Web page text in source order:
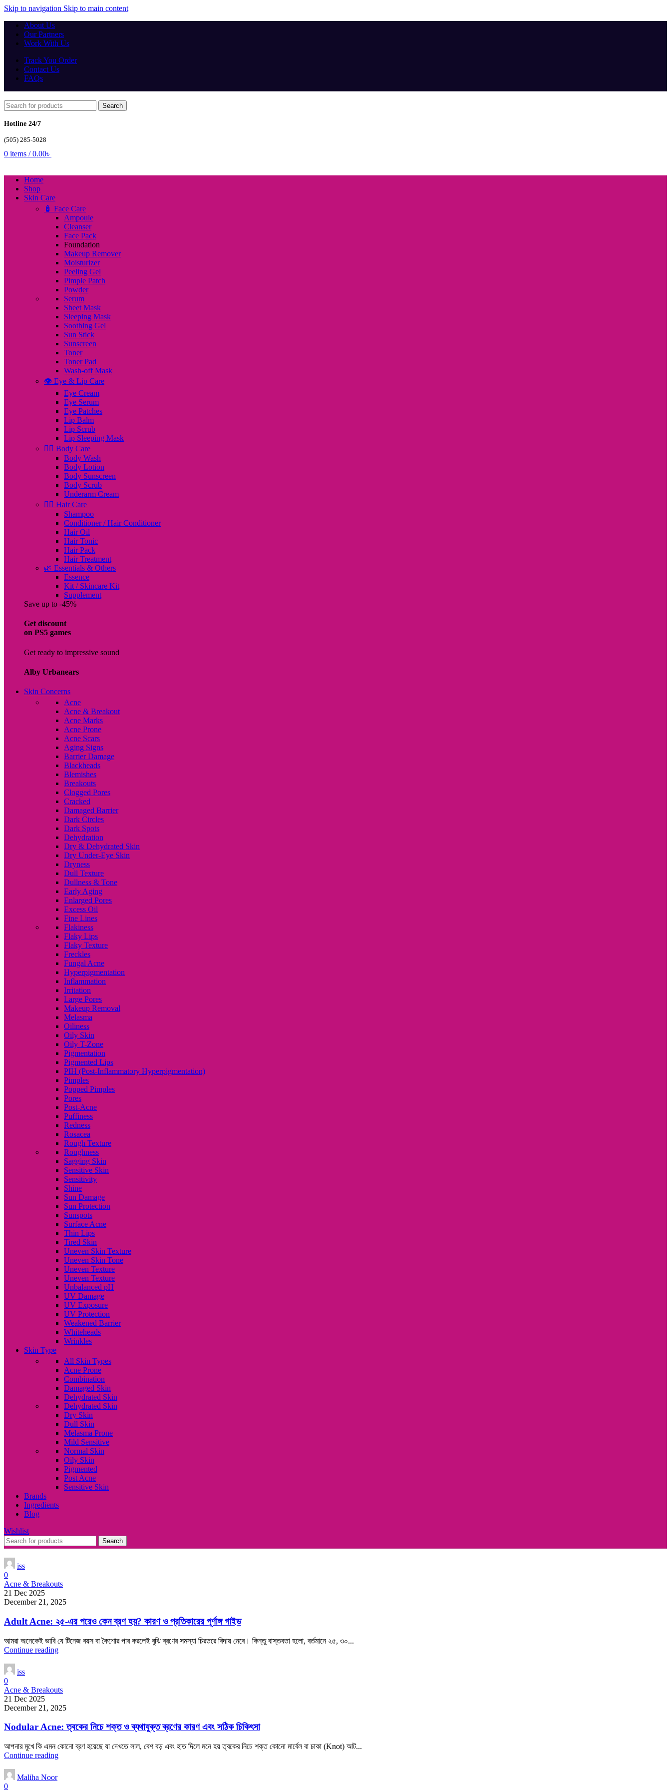
Skip to navigation Skip to main content
About Us
Our Partners
Work With Us
Track You Order
Contact Us
FAQs
Search
Hotline 24/7
(505) 285-5028
0 items / 0.00৳
Home
Shop
Skin Care
🧴 Face Care
Ampoule
Cleanser
Face Pack
Foundation
Makeup Remover
Moisturizer
Peeling Gel
Pimple Patch
Powder
Serum
Sheet Mask
Sleeping Mask
Soothing Gel
Sun Stick
Sunscreen
Toner
Toner Pad
Wash-off Mask
👁️ Eye & Lip Care
Eye Cream
Eye Serum
Eye Patches
Lip Balm
Lip Scrub
Lip Sleeping Mask
🧖‍♀️ Body Care
Body Wash
Body Lotion
Body Sunscreen
Body Scrub
Underarm Cream
💇‍♀️ Hair Care
Shampoo
Conditioner / Hair Conditioner
Hair Oil
Hair Tonic
Hair Pack
Hair Treatment
🌿 Essentials & Others
Essence
Kit / Skincare Kit
Supplement
Save up to -45%
Get discount
on PS5 games
Get ready to impressive sound
Alby Urbanears
Skin Concerns
Acne
Acne & Breakout
Acne Marks
Acne Prone
Acne Scars
Aging Signs
Barrier Damage
Blackheads
Blemishes
Breakouts
Clogged Pores
Cracked
Damaged Barrier
Dark Circles
Dark Spots
Dehydration
Dry & Dehydrated Skin
Dry Under-Eye Skin
Dryness
Dull Texture
Dullness & Tone
Early Aging
Enlarged Pores
Excess Oil
Fine Lines
Flakiness
Flaky Lips
Flaky Texture
Freckles
Fungal Acne
Hyperpigmentation
Inflammation
Irritation
Large Pores
Makeup Removal
Melasma
Oiliness
Oily Skin
Oily T-Zone
Pigmentation
Pigmented Lips
PIH (Post-Inflammatory Hyperpigmentation)
Pimples
Popped Pimples
Pores
Post-Acne
Puffiness
Redness
Rosacea
Rough Texture
Roughness
Sagging Skin
Sensitive Skin
Sensitivity
Shine
Sun Damage
Sun Protection
Sunspots
Surface Acne
Thin Lips
Tired Skin
Uneven Skin Texture
Uneven Skin Tone
Uneven Texture
Uneven Texture
Unbalanced pH
UV Damage
UV Exposure
UV Protection
Weakened Barrier
Whiteheads
Wrinkles
Skin Type
All Skin Types
Acne Prone
Combination
Damaged Skin
Dehydrated Skin
Dehydrated Skin
Dry Skin
Dull Skin
Melasma Prone
Mild Sensitive
Normal Skin
Oily Skin
Pigmented
Post Acne
Sensitive Skin
Brands
Ingredients
Blog
Wishlist
Search
iss
0
Acne & Breakouts
21 Dec 2025
December 21, 2025
Adult Acne: ২৫-এর পরেও কেন ব্রণ হয়? কারণ ও প্রতিকারের পূর্ণাঙ্গ গাইড
আমরা অনেকেই ভাবি যে টিনেজ বয়স বা কৈশোর পার করলেই বুঝি ব্রণের সমস্যা চিরতরে বিদায় নেবে। কিন্তু বাস্তবতা হলো, বর্তমানে ২৫, ৩০...
Continue reading
iss
0
Acne & Breakouts
21 Dec 2025
December 21, 2025
Nodular Acne: ত্বকের নিচে শক্ত ও ব্যথাযুক্ত ব্রণের কারণ এবং সঠিক চিকিৎসা
আপনার মুখে কি এমন কোনো ব্রণ হয়েছে যা দেখতে লাল, বেশ বড় এবং হাত দিলে মনে হয় ত্বকের নিচে শক্ত কোনো মার্বেল বা চাকা (Knot) আট...
Continue reading
Maliha Noor
0